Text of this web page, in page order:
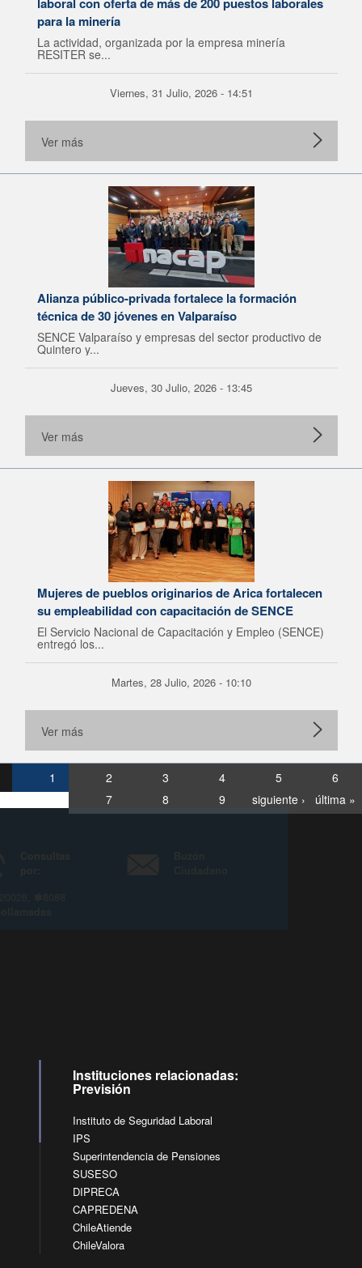
para la minería
La actividad, organizada por la empresa minería
RESITER se...
Viernes, 31 Julio, 2026 - 14:51
Ver más
Alianza público-privada fortalece la formación
técnica de 30 jóvenes en Valparaíso
SENCE Valparaíso y empresas del sector productivo de
Quintero y...
Jueves, 30 Julio, 2026 - 13:45
Ver más
Mujeres de pueblos originarios de Arica fortalecen
su empleabilidad con capacitación de SENCE
El Servicio Nacional de Capacitación y Empleo (SENCE)
entregó los...
Martes, 28 Julio, 2026 - 10:10
Ver más
1 2 3 4 5
6
7
8 9 siguiente › última »
Instituciones relacionadas:
Previsión
Instituto de Seguridad Laboral
IPS
Superintendencia de Pensiones
SUSESO
DIPRECA
CAPREDENA
ChileAtiende
ChileValora